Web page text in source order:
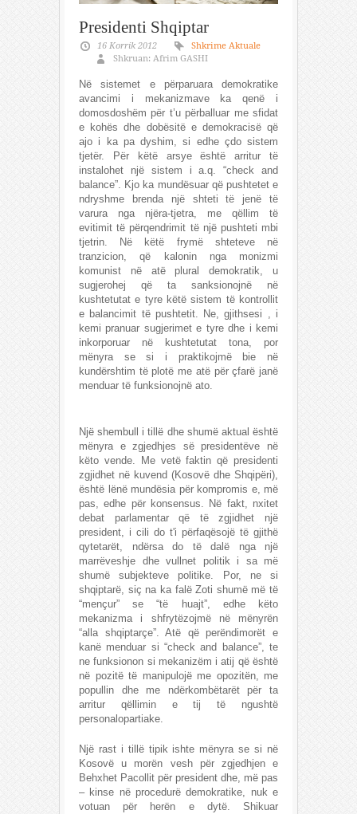
Presidenti Shqiptar
16 Korrik 2012
Shkrime Aktuale
Shkruan: Afrim GASHI
Në sistemet e përparuara demokratike
avancimi i mekanizmave ka qenë i
domosdoshëm për t’u përballuar me sfidat
e kohës dhe dobësitë e demokracisë që
ajo i ka pa dyshim, si edhe çdo sistem
tjetër. Për këtë arsye është arritur të
instalohet një sistem i a.q. “check and
balance”. Kjo ka mundësuar që pushtetet e
ndryshme brenda një shteti të jenë të
varura nga njëra-tjetra, me qëllim të
evitimit të përqendrimit të një pushteti mbi
tjetrin. Në këtë frymë shteteve në
tranzicion, që kalonin nga monizmi
komunist në atë plural demokratik, u
sugjerohej që ta sanksionojnë në
kushtetutat e tyre këtë sistem të kontrollit
e balancimit të pushtetit. Ne, gjithsesi , i
kemi pranuar sugjerimet e tyre dhe i kemi
inkorporuar në kushtetutat tona, por
mënyra se si i praktikojmë bie në
kundërshtim të plotë me atë për çfarë janë
menduar të funksionojnë ato.
Një shembull i tillë dhe shumë aktual është
mënyra e zgjedhjes së presidentëve në
këto vende. Me vetë faktin që presidenti
zgjidhet në kuvend (Kosovë dhe Shqipëri),
është lënë mundësia për kompromis e, më
pas, edhe për konsensus. Në fakt, nxitet
debat parlamentar që të zgjidhet një
president, i cili do t'i përfaqësojë të gjithë
qytetarët, ndërsa do të dalë nga një
marrëveshje dhe vullnet politik i sa më
shumë subjekteve politike. Por, ne si
shqiptarë, siç na ka falë Zoti shumë më të
“mençur” se “të huajt”, edhe këto
mekanizma i shfrytëzojmë në mënyrën
“alla shqiptarçe”. Atë që perëndimorët e
kanë menduar si “check and balance”, te
ne funksionon si mekanizëm i atij që është
në pozitë të manipulojë me opozitën, me
popullin dhe me ndërkombëtarët për ta
arritur qëllimin e tij të ngushtë
personalopartiake.
Një rast i tillë tipik ishte mënyra se si në
Kosovë u morën vesh për zgjedhjen e
Behxhet Pacollit për president dhe, më pas
– kinse në procedurë demokratike, nuk e
votuan për herën e dytë. Shikuar